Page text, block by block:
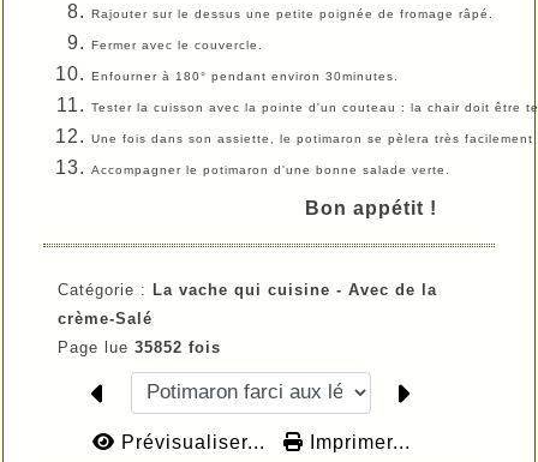
Rajouter sur le dessus une petite poignée de fromage râpé.
Fermer avec le couvercle.
Enfourner à 180° pendant environ 30minutes.
Tester la cuisson avec la pointe d'un couteau : la chair doit être
Une fois dans son assiette, le potimaron se pèlera très
Accompagner le potimaron d'une bonne salade verte.
Bon appétit !
Catégorie : La vache qui cuisine - Avec de la
crème-Salé
Page lue 35852 fois
Prévisualiser... Imprimer...